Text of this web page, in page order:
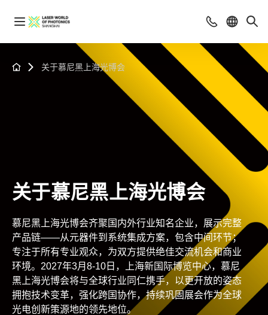
关于慕尼黑上海光博会
关于慕尼黑上海光博会
慕尼黑上海光博会齐聚国内外行业知名企业，展示完整
产品链——从元器件到系统集成方案，包含中间环节；
专注于所有专业观众，为双方提供绝佳交流机会和商业
环境。2027年3月8-10日，上海新国际博览中心，慕尼
黑上海光博会将与全球行业同仁携手，以更开放的姿态
拥抱技术变革，强化跨国协作，持续巩固展会作为全球
光电创新策源地的领先地位。